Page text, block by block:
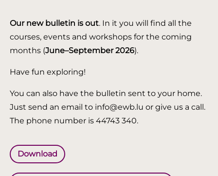
Our new bulletin is out. In it you will find all the
courses, events and workshops for the coming
months (June–September 2026).
Have fun exploring!
You can also have the bulletin sent to your home.
Just send an email to info@ewb.lu or give us a call.
The phone number is 44743 340.
Download